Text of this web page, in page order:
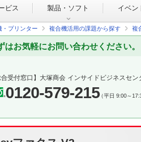
ビス 製品・ソフト イベン
プリンター 複合機活用の課題から探す 複
はお気軽にお問い合わせください。
合受付窓口】 大塚商会 インサイドビジネスセン
0120-579-215（平日 9:00～